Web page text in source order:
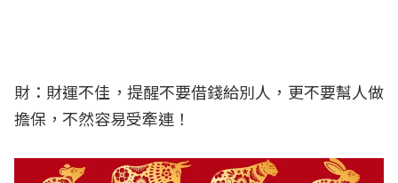
財：財運不佳，提醒不要借錢給別人，更不要幫人做
擔保，不然容易受牽連！